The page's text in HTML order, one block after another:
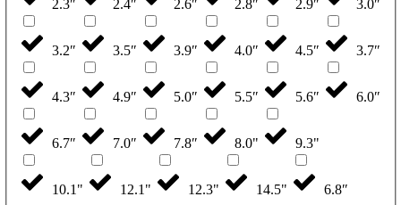
2.3″ 2.4″ 2.6″ 2.8″ 2.9″ 3.0″
3.2″ 3.5″ 3.9″ 4.0″ 4.5″ 3.7″
4.3″ 4.9″ 5.0″ 5.5″ 5.6″ 6.0″
6.7″ 7.0″ 7.8″ 8.0" 9.3"
10.1" 12.1" 12.3" 14.5" 6.8″